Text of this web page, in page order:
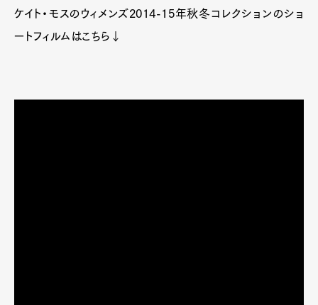
ケイト・モスのウィメンズ2014-15年秋冬コレクションのショ
ートフィルムはこちら↓